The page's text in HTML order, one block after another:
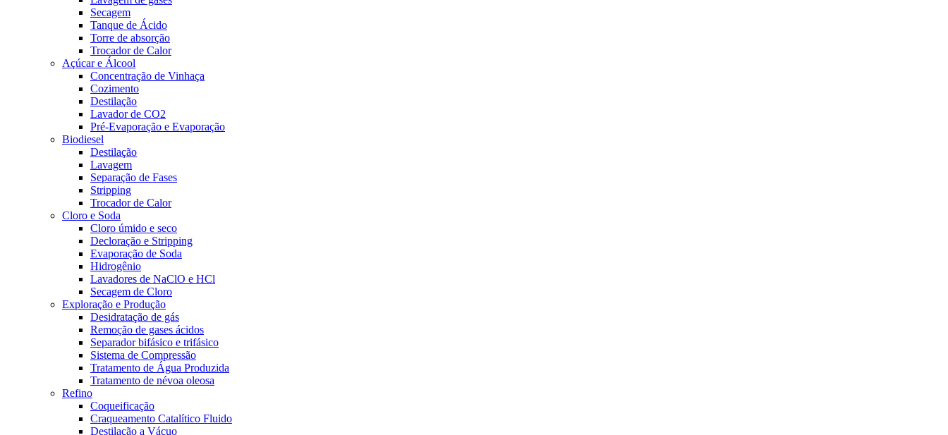
Secagem
Tanque de Ácido
Torre de absorção
Trocador de Calor
Açúcar e Álcool
Concentração de Vinhaça
Cozimento
Destilação
Lavador de CO2
Pré-Evaporação e Evaporação
Biodiesel
Destilação
Lavagem
Separação de Fases
Stripping
Trocador de Calor
Cloro e Soda
Cloro úmido e seco
Decloração e Stripping
Evaporação de Soda
Hidrogênio
Lavadores de NaClO e HCl
Secagem de Cloro
Exploração e Produção
Desidratação de gás
Remoção de gases ácidos
Separador bifásico e trifásico
Sistema de Compressão
Tratamento de Água Produzida
Tratamento de névoa oleosa
Refino
Coqueificação
Craqueamento Catalítico Fluido
Destilação a Vácuo